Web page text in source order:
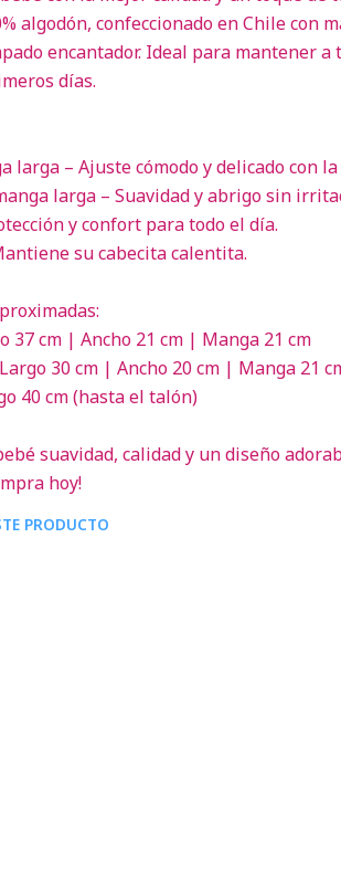
algodón, confeccionado en Chile con
encantador. Ideal para mantener a
días.
larga – Ajuste cómodo y delicado con
larga – Suavidad y abrigo sin
y confort para todo el día.
su cabecita calentita.
37 cm | Ancho 21 cm | Manga 21 cm
30 cm | Ancho 20 cm | Manga 21
40 cm (hasta el talón)
suavidad, calidad y un diseño
hoy!
PRODUCTO